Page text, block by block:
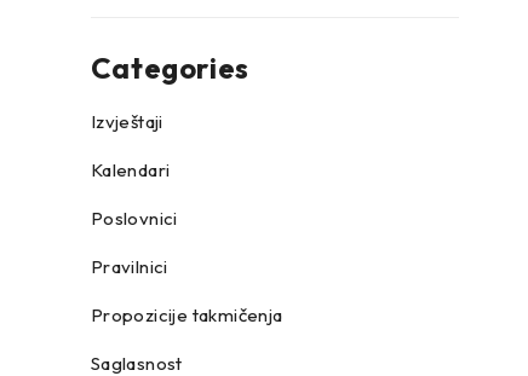
Categories
Izvještaji
Kalendari
Poslovnici
Pravilnici
Propozicije takmičenja
Saglasnost